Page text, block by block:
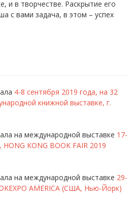
и в творчестве. Раскрытие его
с вами задача, в этом – успех
4-8 сентября 2019 года, на 32
книжной выставке, г.
на международной выставке 17-
KONG BOOK FAIR 2019
на международной выставке 29-
AMERICA (США, Нью-Йорк)